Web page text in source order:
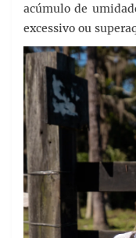
acúmulo de
excessivo ou